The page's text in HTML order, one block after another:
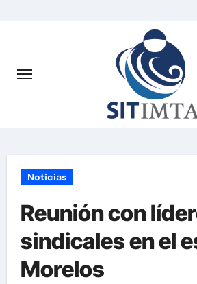
Noticias
Reunión con
sindicales en el
Morelos